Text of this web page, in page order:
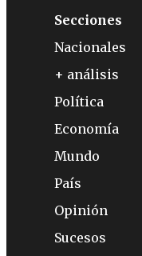
Secciones
Nacionales
+ análisis
Política
Economía
Mundo
País
Opinión
Sucesos